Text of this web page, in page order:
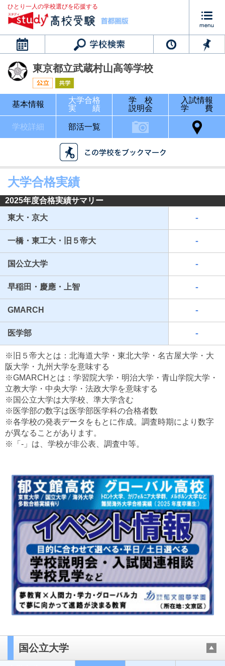
ひとり一人の学校選びを応援する
カレンダー
最近見た学校
東京都立武蔵村山高等学校
ブックマークした学校
ブックマークした学校はありません
東京都立武蔵村山高等学校
基本情報
大学合格
実 績
学 校
説明会
入試情報
学 費
学校詳細 部活一覧
大学合格実績
2025年度合格実績サマリー
東大・京大
-
一橋・東工大・旧５帝大 -
国公立大学 -
早稲田・慶應・上智 -
GMARCH -
医学部 -
※旧５帝大とは：北海道大学・東北大学・名古屋大学・大
阪大学・九州大学を意味する
※GMARCHとは：学習院大学・明治大学・青山学院大学・
立教大学・中央大学・法政大学を意味する
※国公立大学は大学校、準大学含む
※医学部の数字は医学部医学科の合格者数
※各学校の発表データをもとに作成。調査時期により数字
が異なることがあります。
※「-」は、学校が非公表、調査中等。
国公立大学